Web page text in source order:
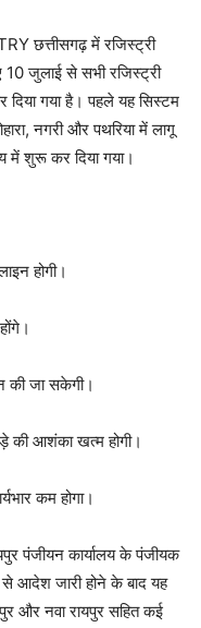
छत्तीसगढ़ में रजिस्ट्री
10 जुलाई से सभी रजिस्ट्री
दिया गया है। पहले यह सिस्टम
नगरी और पथरिया में लागू
में शुरू कर दिया गया।
होगी।
की जा सकेगी।
की आशंका खत्म होगी।
कम होगा।
पंजीयन कार्यालय के पंजीयक
आदेश जारी होने के बाद यह
और नवा रायपुर सहित कई